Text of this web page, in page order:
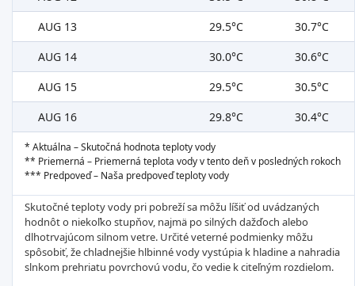
AUG 13
29.5°C
30.7°C
AUG 14
30.0°C
30.6°C
AUG 15
29.5°C
30.5°C
AUG 16
29.8°C 30.4°C
* Aktuálna – Skutočná hodnota teploty vody
** Priemerná – Priemerná teplota vody v tento deň v posledných rokoch
*** Predpoveď – Naša predpoveď teploty vody
Skutočné teploty vody pri pobreží sa môžu líšiť od uvádzaných
hodnôt o niekoľko stupňov, najmä po silných dažďoch alebo
dlhotrvajúcom silnom vetre. Určité veterné podmienky môžu
spôsobiť, že chladnejšie hlbinné vody vystúpia k hladine a nahradia
slnkom prehriatu povrchovú vodu, čo vedie k citeľným rozdielom.